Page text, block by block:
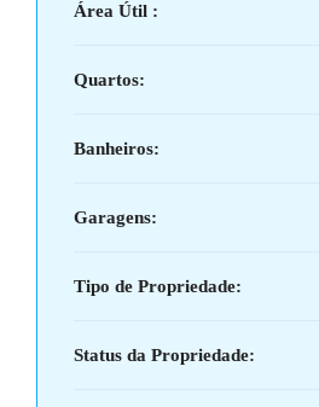
Área Útil :
Quartos:
Banheiros:
Garagens:
Tipo de Propriedade:
Status da Propriedade: